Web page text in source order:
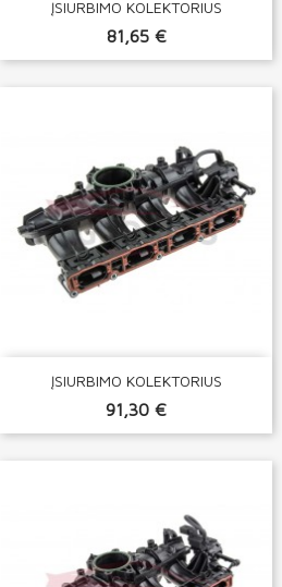
ĮSIURBIMO KOLEKTORIUS
81,65 €
ĮSIURBIMO KOLEKTORIUS
91,30 €